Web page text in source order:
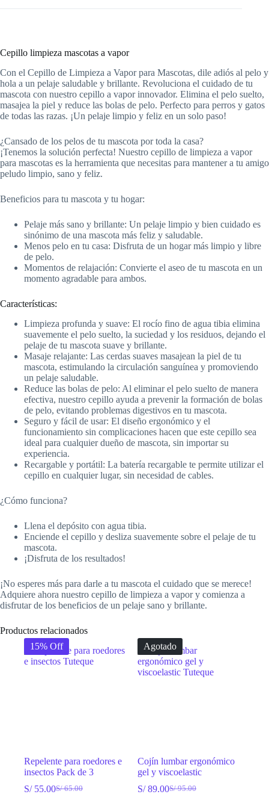
Cepillo limpieza mascotas a vapor
Con el Cepillo de Limpieza a Vapor para Mascotas, dile adiós al pelo y
hola a un pelaje saludable y brillante. Revoluciona el cuidado de tu
mascota con nuestro cepillo a vapor innovador. Elimina el pelo suelto,
masajea la piel y reduce las bolas de pelo. Perfecto para perros y gatos
de todas las razas. ¡Un pelaje limpio y feliz en un solo paso!
¿Cansado de los pelos de tu mascota por toda la casa?
¡Tenemos la solución perfecta! Nuestro cepillo de limpieza a vapor
para mascotas es la herramienta que necesitas para mantener a tu amigo
peludo limpio, sano y feliz.
Beneficios para tu mascota y tu hogar:
Pelaje más sano y brillante: Un pelaje limpio y bien cuidado es
sinónimo de una mascota más feliz y saludable.
Menos pelo en tu casa: Disfruta de un hogar más limpio y libre
de pelo.
Momentos de relajación: Convierte el aseo de tu mascota en un
momento agradable para ambos.
Características:
Limpieza profunda y suave: El rocío fino de agua tibia elimina
suavemente el pelo suelto, la suciedad y los residuos, dejando el
pelaje de tu mascota suave y brillante.
Masaje relajante: Las cerdas suaves masajean la piel de tu
mascota, estimulando la circulación sanguínea y promoviendo
un pelaje saludable.
Reduce las bolas de pelo: Al eliminar el pelo suelto de manera
efectiva, nuestro cepillo ayuda a prevenir la formación de bolas
de pelo, evitando problemas digestivos en tu mascota.
Seguro y fácil de usar: El diseño ergonómico y el
funcionamiento sin complicaciones hacen que este cepillo sea
ideal para cualquier dueño de mascota, sin importar su
experiencia.
Recargable y portátil: La batería recargable te permite utilizar el
cepillo en cualquier lugar, sin necesidad de cables.
¿Cómo funciona?
Llena el depósito con agua tibia.
Enciende el cepillo y desliza suavemente sobre el pelaje de tu
mascota.
¡Disfruta de los resultados!
¡No esperes más para darle a tu mascota el cuidado que se merece!
Adquiere ahora nuestro cepillo de limpieza a vapor y comienza a
disfrutar de los beneficios de un pelaje sano y brillante.
Productos relacionados
15% Off
Repelente para roedores e
insectos Pack de 3
S/65.00
El
S/55.00El
Agotado
Cojín lumbar ergonómico
gel y viscoelastic
S/95.00
El
S/89.00El